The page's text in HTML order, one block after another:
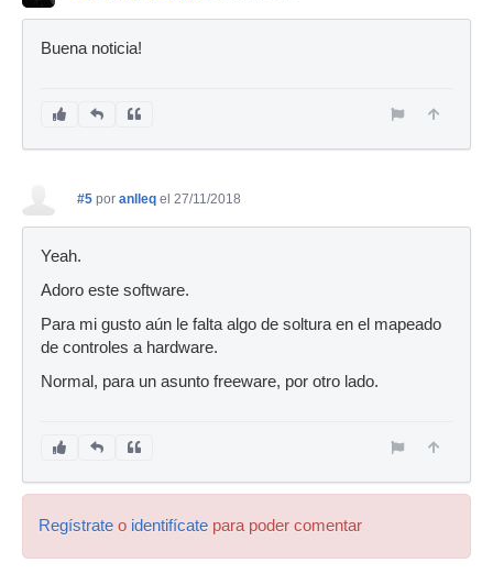
Buena noticia!
#5 por anlleq el 27/11/2018
Yeah.
Adoro este software.
Para mi gusto aún le falta algo de soltura en el mapeado
de controles a hardware.
Normal, para un asunto freeware, por otro lado.
Regístrate o identifícate para poder comentar